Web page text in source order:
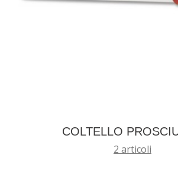
COLTELLO
2 articoli